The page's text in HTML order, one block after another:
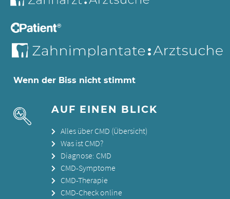
Wenn der Biss nicht stimmt
AUF EINEN BLICK
Alles über CMD (Übersicht)
Was ist CMD?
Diagnose: CMD
CMD-Symptome
CMD-Therapie
CMD-Check online